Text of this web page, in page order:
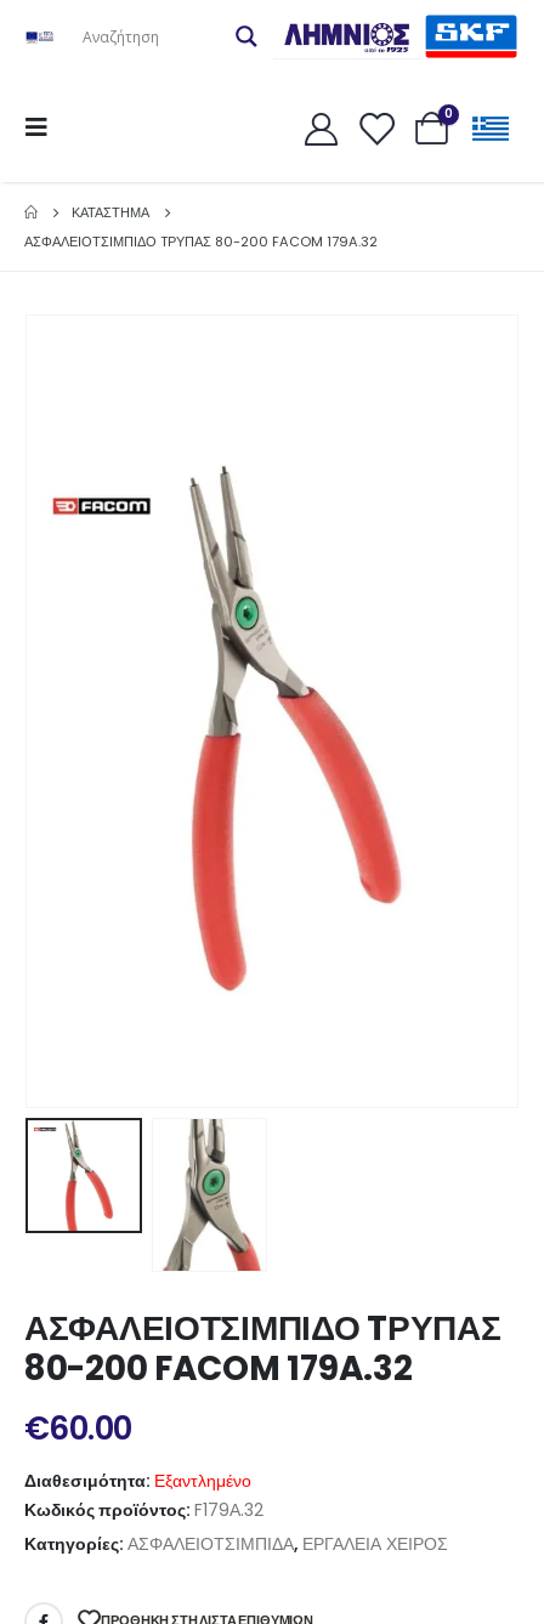
0
ΚΑΤΆΣΤΗΜΑ
ΑΣΦΑΛΕΙΟΤΣΙΜΠΙΔΟ TΡΥΠΑΣ 80-200 FACOM 179A.32
ΑΣΦΑΛΕΙΟΤΣΙΜΠΙΔΟ TΡΥΠΑΣ
80-200 FACOM 179A.32
€60.00
Διαθεσιμότητα: Εξαντλημένο
Κωδικός προϊόντος: F179Α.32
Κατηγορίες: ΑΣΦΑΛΕΙΟΤΣΙΜΠΙΔΑ, ΕΡΓΑΛΕΙΑ ΧΕΙΡΟΣ
ΠΡΌΘΉΚΗ ΣΤΗ ΛΊΣΤΑ ΕΠΙΘΥΜΙΏΝ